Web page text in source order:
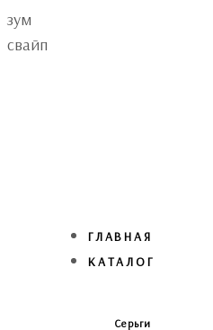
Skip
links
Skip
to
зум
свайп
ГЛАВНАЯ
КАТАЛОГ
Серьги